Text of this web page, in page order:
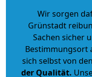
Wir sorgen
Grünstadt
Sachen sicher
Bestimmungsort
sich selbst von den
der Qualität.